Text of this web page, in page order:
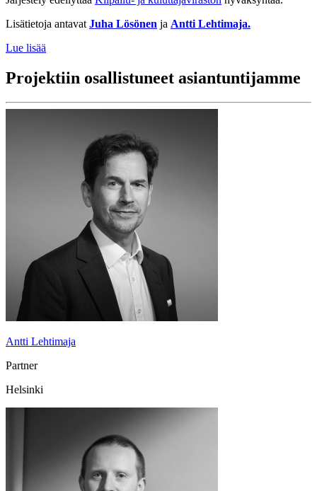
Lisätietoja antavat Juha Lösönen ja Antti Lehtimaja.
Lue lisää
Projektiin osallistuneet asiantuntijamme
Antti Lehtimaja
Partner
Helsinki